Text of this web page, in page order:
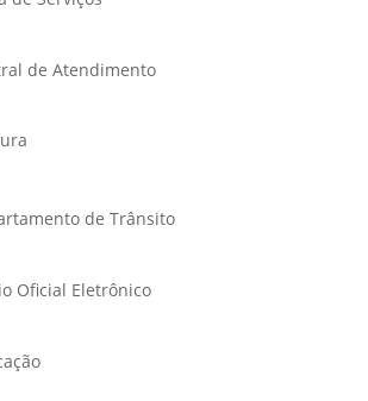
de Atendimento
de Trânsito
Oficial Eletrônico